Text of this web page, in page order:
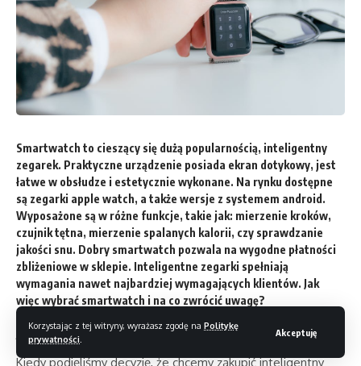
Korzystając z tej witryny, wyrażasz zgodę na Politykę
prywatności
Akceptuję
Smartwatch to cieszący się dużą popularnością, inteligentny
zegarek. Praktyczne urządzenie posiada ekran dotykowy, jest
łatwe w obsłudze i estetycznie wykonane. Na rynku dostępne
są zegarki apple watch, a także wersje z systemem android.
Wyposażone są w różne funkcje, takie jak: mierzenie kroków,
czujnik tętna, mierzenie spalanych kalorii, czy sprawdzanie
jakości snu. Dobry smartwatch pozwala na wygodne płatności
zbliżeniowe w sklepie. Inteligentne zegarki spełniają
wymagania nawet najbardziej wymagających klientów. Jak
więc wybrać smartwatch i na co zwrócić uwagę?
Jak wybrać smartwatch?
Kiedy podjęliśmy decyzję, że chcemy zakupić inteligentny